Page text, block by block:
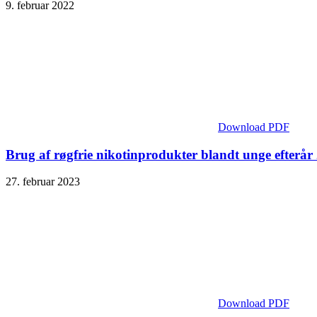
9. februar 2022
Download PDF
Brug af røgfrie nikotinprodukter blandt unge efterår
27. februar 2023
Download PDF